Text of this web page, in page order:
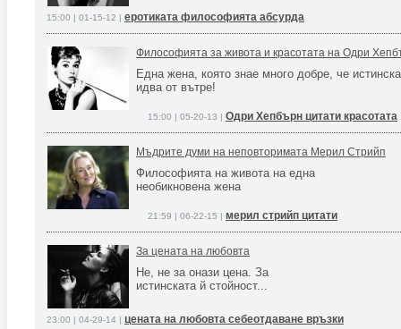
15:00 | 01-15-12 | еротиката философията абсурда
Философията за живота и красотата на Одри
Една жена, която знае много добре, че
идва от вътре!
15:00 | 05-20-13 | Одри Хепбърн цитати красотата
Мъдрите думи на неповторимата Мерил Стрийп
Философията на живота на една
необикновена жена
21:59 | 06-22-15 | мерил стрийп цитати
За цената на любовта
Не, не за онази цена. За
истинската й стойност...
23:00 | 04-29-14 | цената на любовта себеотдаване връзки